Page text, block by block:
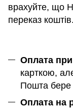
врахуйте, що
переказ коштів.
Оплата
карткою,
Пошта бере
Оплата на